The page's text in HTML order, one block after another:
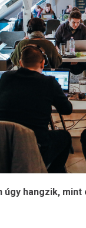
úgy hangzik,